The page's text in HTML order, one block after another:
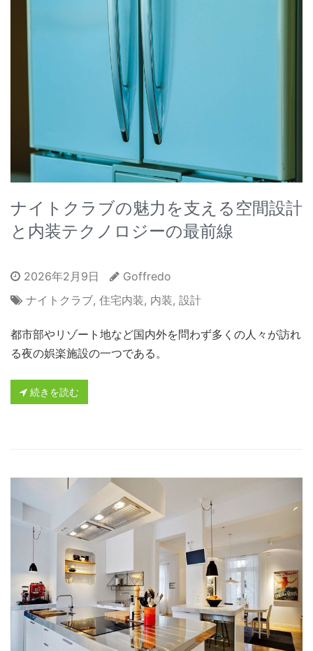
ナイトクラブの魅力を支える空間設計
と内装テクノロジーの最前線
2026年2月9日
Goffredo
ナイトクラブ, 住宅内装, 内装, 設計
都市部やリゾート地など国内外を問わず多くの人々が訪れ
る夜の娯楽施設の一つである。
続きを読む